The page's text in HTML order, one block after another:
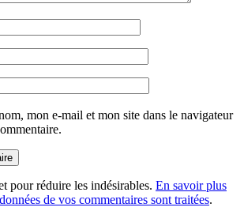
mon e-mail et mon site dans le navigateur
pour réduire les indésirables. En savoir plus
de vos commentaires sont traitées.